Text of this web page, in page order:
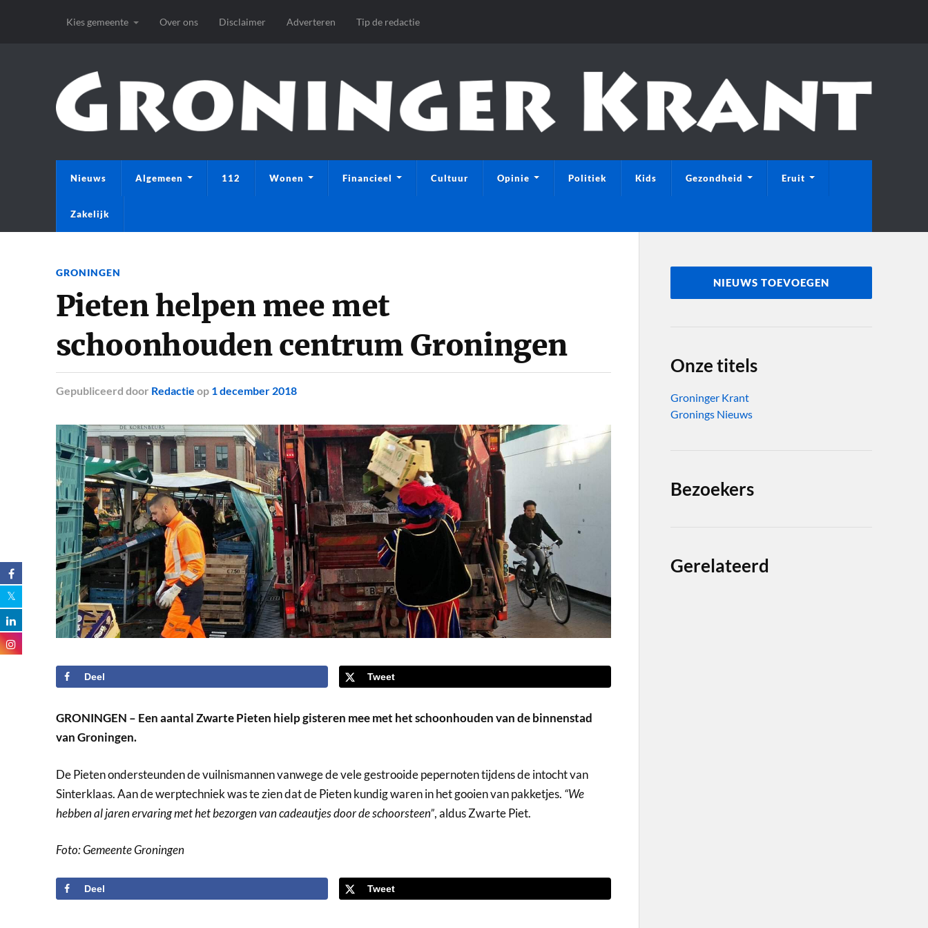
Kies gemeente Over ons Disclaimer Adverteren Tip de redactie
Nieuws Algemeen 112 Wonen Financieel Cultuur Opinie Politiek Kids Gezondheid Eruit
Zakelijk
GRONINGEN
Pieten helpen mee met
schoonhouden centrum Groningen
Gepubliceerd door Redactie op 1 december 2018
Deel Tweet
GRONINGEN – Een aantal Zwarte Pieten hielp gisteren mee met het schoonhouden van de binnenstad
van Groningen.
De Pieten ondersteunden de vuilnismannen vanwege de vele gestrooide pepernoten tijdens de intocht van
Sinterklaas. Aan de werptechniek was te zien dat de Pieten kundig waren in het gooien van pakketjes. “We
hebben al jaren ervaring met het bezorgen van cadeautjes door de schoorsteen”, aldus Zwarte Piet.
Foto: Gemeente Groningen
Deel Tweet
NIEUWS TOEVOEGEN
Onze titels
Groninger Krant
Gronings Nieuws
Bezoekers
Gerelateerd